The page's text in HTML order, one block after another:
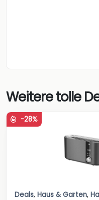
Weitere tolle
-28%
Deals, Haus & Garten,